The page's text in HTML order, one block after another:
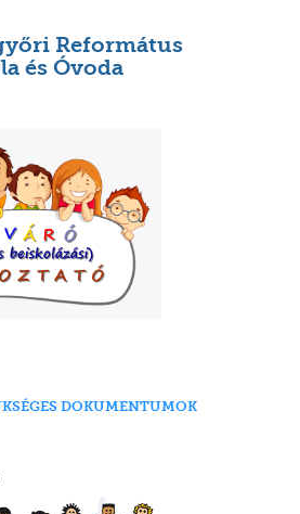
Református
és Óvoda
DOKUMENTUMOK